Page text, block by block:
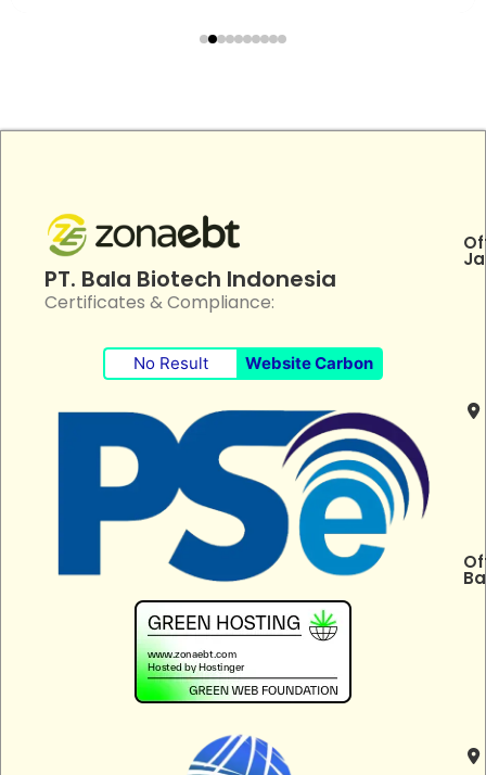
PT. Bala Biotech Indonesia
Certificates & Compliance:
No Result Website Carbon